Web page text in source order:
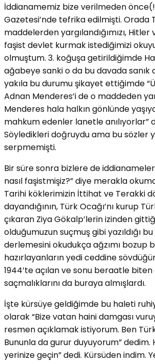
İddianamemiz bize verilmeden
Gazetesi’nde tefrika edilmişti. Orada
maddelerden yargılandığımızı, Hitler
faşist devlet kurmak istediğimizi
olmuştum. 3. koğuşa getirildiğimde
ağabeye sanki o da bu davada sanık
yakıla bu durumu şikayet ettiğimde
Adnan Menderes’i de o maddeden
Menderes hala halkın gönlünde
mahkum edenler lanetle anılıyorlar”
Söyledikleri doğruydu ama bu sözler
serpmemişti.
Bir süre sonra bizlere de
nasıl faşistmişiz?” diye merakla
Tarihi köklerimizin İttihat ve Terakki
dayandığının, Türk Ocağı’nı kurup
çıkaran Ziya Gökalp’lerin izinden
olduğumuzun suçmuş gibi yazıldığı
derlemesini okudukça ağzımı bozup
hazırlayanların yedi ceddine
1944’te açılan ve sonu beraatle
saçmalıklarını da buraya almışlardı.
İşte kürsüye geldiğimde bu haleti
olarak “Bize vatan haini damgası
resmen açıklamak istiyorum. Ben
Bununla da gurur duyuyorum” dedim.
yerinize geçin” dedi. Kürsüden indim.